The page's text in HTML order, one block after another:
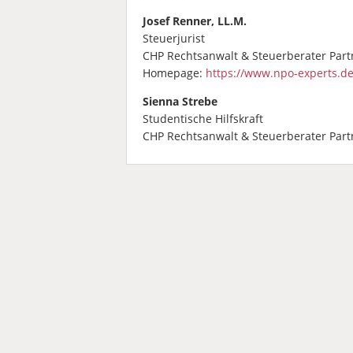
Josef Renner, LL.M.
Steuerjurist
CHP Rechtsanwalt & Steuerberater
Homepage: https://www.npo-
Sienna Strebe
Studentische Hilfskraft
CHP Rechtsanwalt & Steuerberater